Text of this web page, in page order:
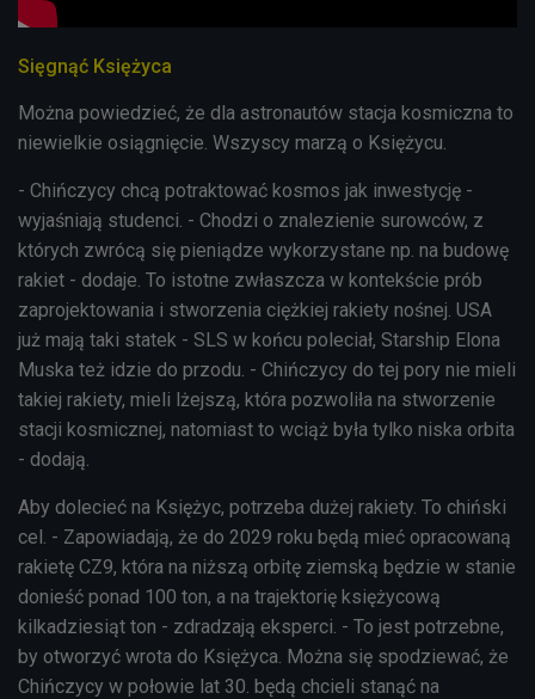
Sięgnąć Księżyca
Można powiedzieć, że dla astronautów stacja kosmiczna to
niewielkie osiągnięcie. Wszyscy marzą o Księżycu.
- Chińczycy chcą potraktować kosmos jak inwestycję -
wyjaśniają studenci. - Chodzi o znalezienie surowców, z
których zwrócą się pieniądze wykorzystane np. na budowę
rakiet - dodaje. To istotne zwłaszcza w kontekście prób
zaprojektowania i stworzenia ciężkiej rakiety nośnej. USA
już mają taki statek - SLS w końcu poleciał, Starship Elona
Muska też idzie do przodu. - Chińczycy do tej pory nie mieli
takiej rakiety, mieli lżejszą, która pozwoliła na stworzenie
stacji kosmicznej, natomiast to wciąż była tylko niska orbita
- dodają.
Aby dolecieć na Księżyc, potrzeba dużej rakiety. To chiński
cel. - Zapowiadają, że do 2029 roku będą mieć opracowaną
rakietę CZ9, która na niższą orbitę ziemską będzie w stanie
donieść ponad 100 ton, a na trajektorię księżycową
kilkadziesiąt ton - zdradzają eksperci. - To jest potrzebne,
by otworzyć wrota do Księżyca. Można się spodziewać, że
Chińczycy w połowie lat 30. będą chcieli stanąć na